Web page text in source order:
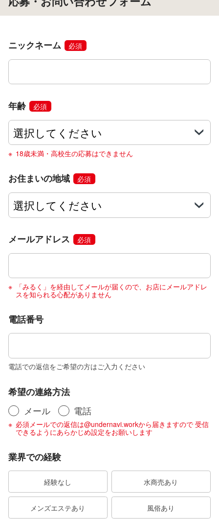
ニックネーム 必須
年齢 必須
18歳未満・高校生の応募はできません
お住まいの地域 必須
メールアドレス 必須
「みるく」を経由してメールが届くので、お店にメールアドレ
スを知られる心配がありません
電話番号
電話での返信をご希望の方はご入力ください
希望の連絡方法
メール
電話
必須メールでの返信は@undernavi.workから届きますので 受信
できるようにあらかじめ設定をお願いします
業界での経験
経験なし 水商売あり
メンズエステあり
風俗あり